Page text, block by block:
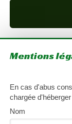
Mentions
En cas d'abus
chargée
Nom